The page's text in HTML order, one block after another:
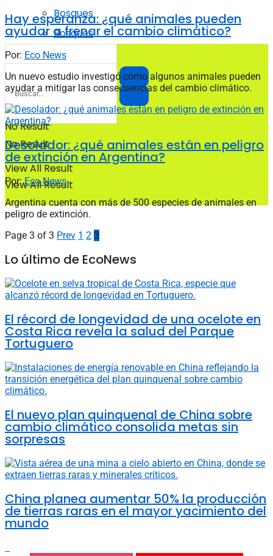
Bosques
No Result
View All Result
Bosques
No Result
View All Result
Hay esperanza: ¿qué animales pueden
ayudar a frenar el cambio climático?
Por: Eco News
Un nuevo estudio investigó cómo algunos animales pueden
ayudar a mitigar las consecuencias del cambio climático.
Desolador: ¿qué animales están en peligro
de extinción en Argentina?
Por: Eco News
Argentina cuenta con más de 500 especies de animales en
peligro de extinción.
Page 3 of 3 Prev 1 2 3
Lo último de EcoNews
El récord de longevidad de una ocelote en
Costa Rica revela la salud del Parque
Tortuguero
El nuevo plan quinquenal de China sobre
cambio climático consolida metas sin
sorpresas
China planea aumentar 50% la producción
de tierras raras en el mayor yacimiento del
mundo